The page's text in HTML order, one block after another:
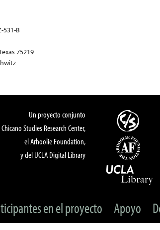
531-B
75219
Un proyecto conjunto
Studies Research Center,
el Arhoolie Foundation,
y del UCLA Digital Library
en el proyecto Apoyo